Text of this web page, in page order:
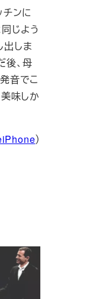
チンに
じよう
しま
後、母
音でこ
味しか
）